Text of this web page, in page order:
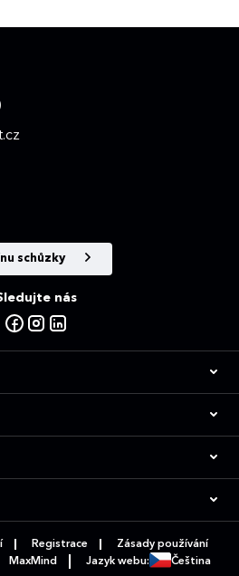
schůzky
nás
Registrace
Zásady používání
MaxMind Jazyk webu: Čeština